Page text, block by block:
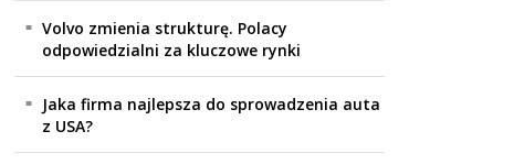
Volvo zmienia strukturę. Polacy
odpowiedzialni za kluczowe rynki
Jaka firma najlepsza do sprowadzenia auta
z USA?